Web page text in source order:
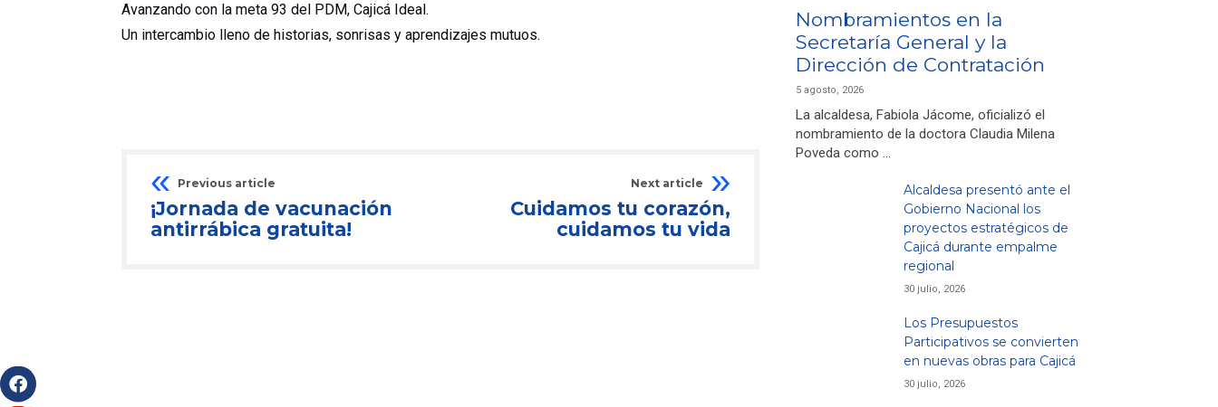
Avanzando con la meta 93 del PDM, Cajicá Ideal.
Un intercambio lleno de historias, sonrisas y aprendizajes mutuos.
Previous article
¡Jornada de vacunación
antirrábica gratuita!
Next article
Cuidamos tu corazón,
cuidamos tu vida
Nombramientos en la
Secretaría General y la
Dirección de Contratación
5 agosto, 2026
La alcaldesa, Fabiola Jácome, oficializó el
nombramiento de la doctora Claudia Milena
Poveda como …
Alcaldesa presentó ante el
Gobierno Nacional los
proyectos estratégicos de
Cajicá durante empalme
regional
30 julio, 2026
Los Presupuestos
Participativos se convierten
en nuevas obras para Cajicá
30 julio, 2026